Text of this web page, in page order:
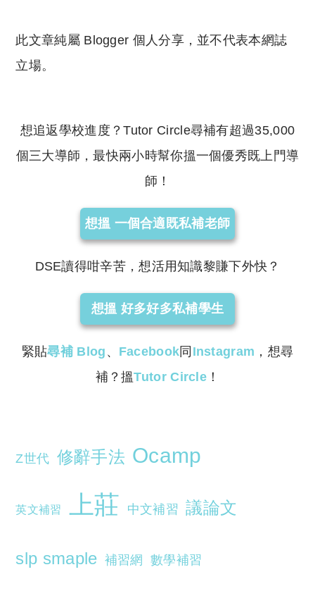
此文章純屬 Blogger 個人分享，並不代表本網誌
立場。
想追返學校進度？Tutor Circle尋補有超過35,000
個三大導師，最快兩小時幫你搵一個優秀既上門導
師！
想搵 一個合適既私補老師
DSE讀得咁辛苦，想活用知識黎賺下外快？
想搵 好多好多私補學生
緊貼尋補 Blog 、 Facebook 同 Instagram ，想尋
補？搵Tutor Circle ！
Z世代 修辭手法 Ocamp
英文補習 上莊 中文補習 議論文
slp smaple 補習網 數學補習